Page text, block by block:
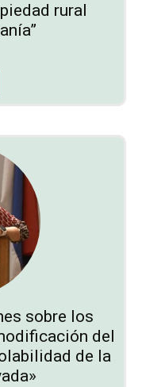
rural
sobre los
del
de la